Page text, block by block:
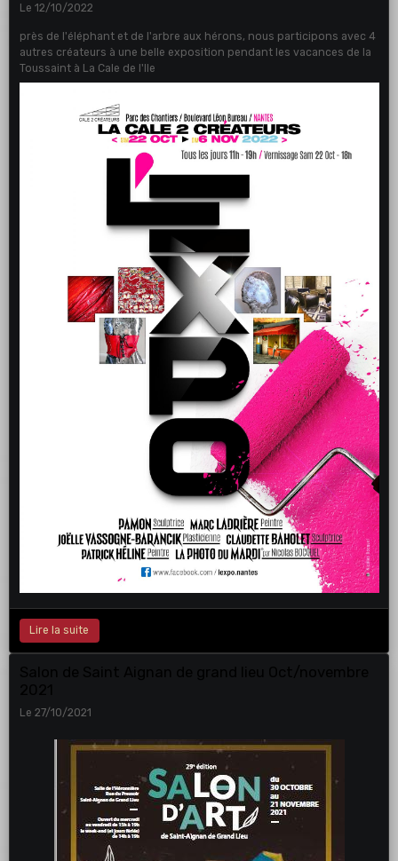
Le 12/10/2022
près de l'éléphant et de l'arbre aux hérons, nous participons avec 4
autres créateurs à une belle exposition pendant les vacances de la
Toussaint à La Cale de l'Ile
Lire la suite
Le 27/10/2021